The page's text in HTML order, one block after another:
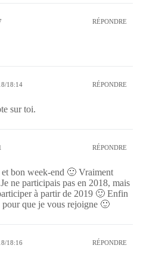
RÉPONDRE
18:14 RÉPONDRE
sur toi.
RÉPONDRE
bon week-end 🙂 Vraiment
ne participais pas en 2018, mais
à partir de 2019 🙂 Enfin
pour que je vous rejoigne 🙂
18:16 RÉPONDRE